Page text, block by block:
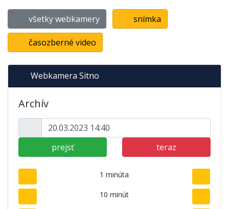
všetky webkamery snímka
časozberné video
Webkamera Sitno
Archív
prejsť teraz
1 minúta
10 minút